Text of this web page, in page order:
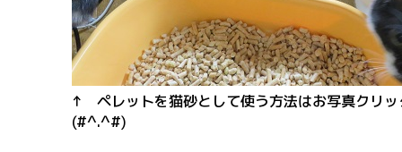
↑ ペレットを猫砂として使う方法はお写真クリッ
(#^.^#)